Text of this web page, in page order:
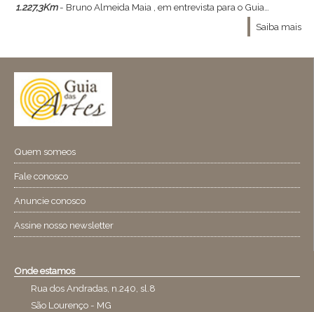
1.227,3Km- Bruno Almeida Maia , em entrevista para o GuiaDasArtes - Bruno Almeida Maia , ministrante do curso Constelações Visionárias , a relação entre moda , arte e filosofia nos concedeu a ótima entrevista que se segue :
Saiba mais
Quem someos
Fale conosco
Anuncie conosco
Assine nosso newsletter
Onde estamos
Rua dos Andradas, n.240, sl.8
São Lourenço - MG